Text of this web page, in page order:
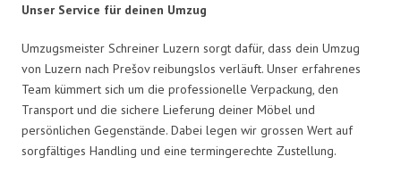
Unser Service für deinen Umzug
Umzugsmeister Schreiner Luzern sorgt dafür, dass dein Umzug
von Luzern nach Prešov reibungslos verläuft. Unser erfahrenes
Team kümmert sich um die professionelle Verpackung, den
Transport und die sichere Lieferung deiner Möbel und
persönlichen Gegenstände. Dabei legen wir grossen Wert auf
sorgfältiges Handling und eine termingerechte Zustellung.